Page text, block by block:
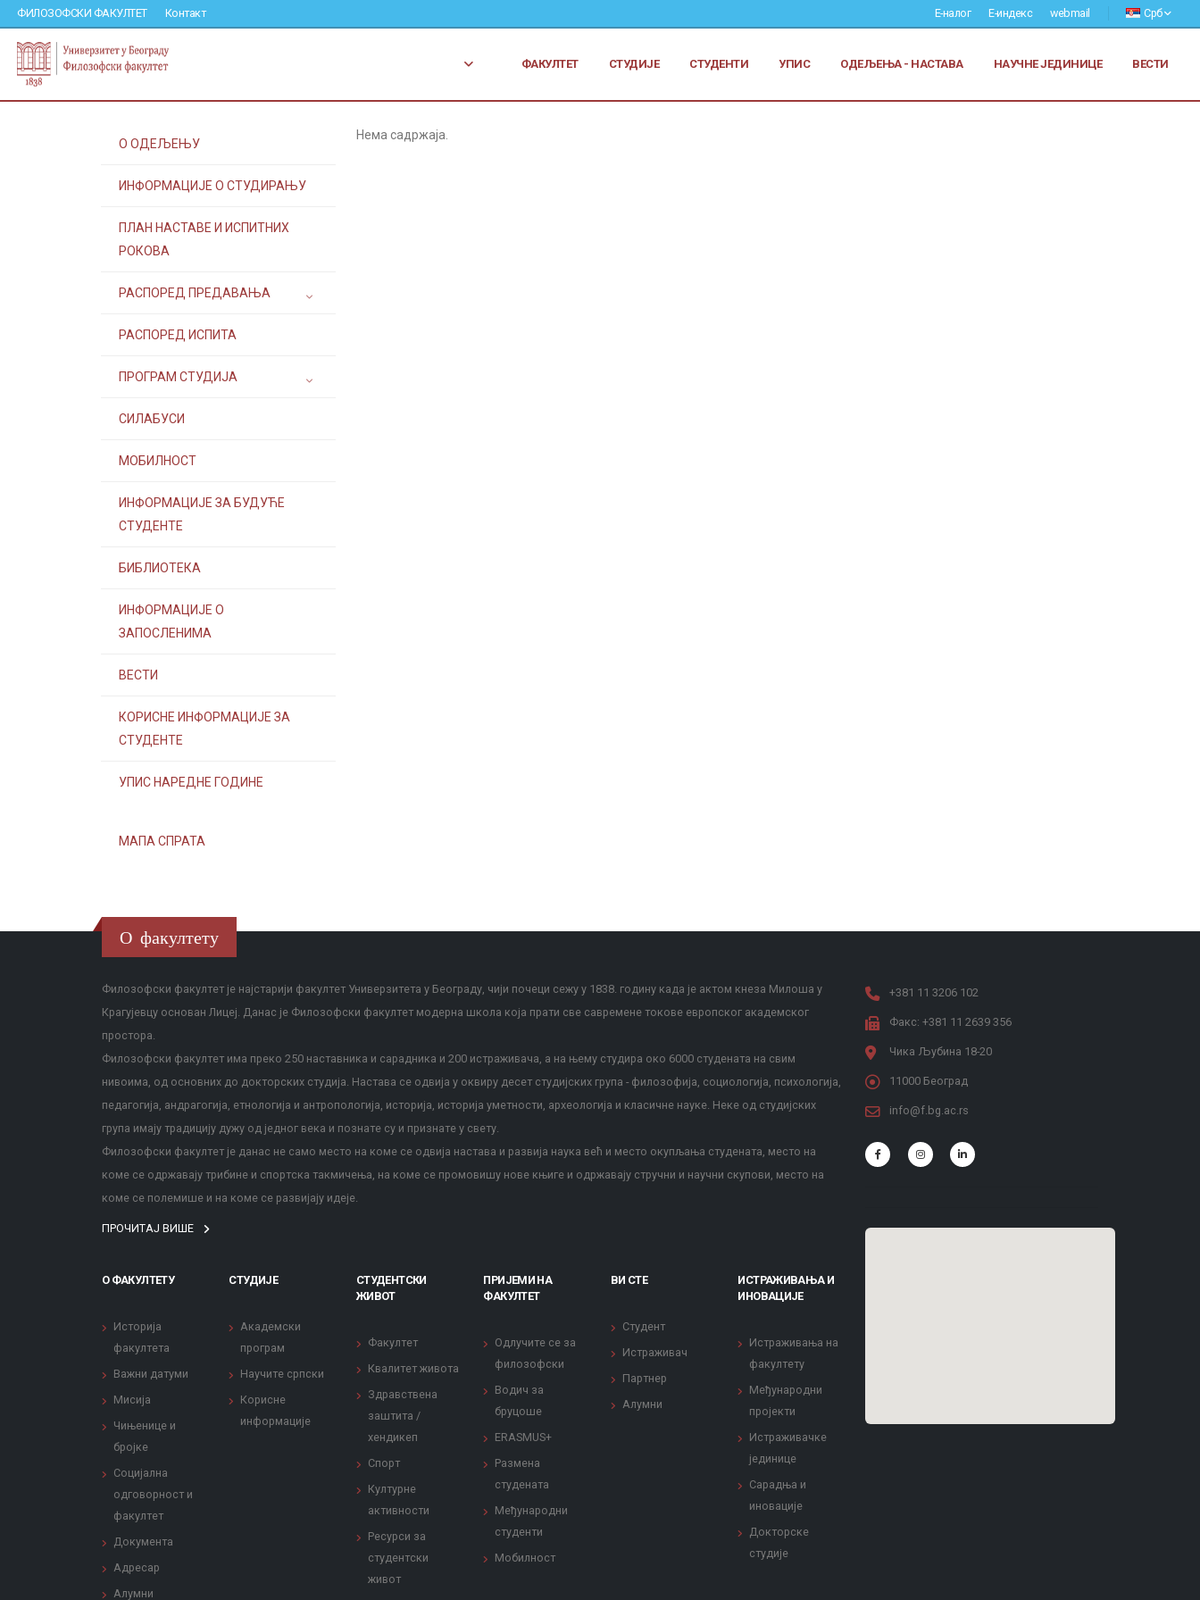
ФИЛОЗОФСКИ ФАКУЛТЕТ Контакт Е-налог Е-индекс webmail Срб
ФАКУЛТЕТ СТУДИЈЕ СТУДЕНТИ УПИС ОДЕЉЕЊА - НАСТАВА НАУЧНЕ ЈЕДИНИЦЕ ВЕСТИ
О ОДЕЉЕЊУ
ИНФОРМАЦИЈЕ О СТУДИРАЊУ
ПЛАН НАСТАВЕ И ИСПИТНИХ
РОКОВА
РАСПОРЕД ПРЕДАВАЊА
РАСПОРЕД ИСПИТА
ПРОГРАМ СТУДИЈА
СИЛАБУСИ
МОБИЛНОСТ
ИНФОРМАЦИЈЕ ЗА БУДУЋЕ
СТУДЕНТЕ
БИБЛИОТЕКА
ИНФОРМАЦИЈЕ О
ЗАПОСЛЕНИМА
ВЕСТИ
КОРИСНЕ ИНФОРМАЦИЈЕ ЗА
СТУДЕНТЕ
УПИС НАРЕДНЕ ГОДИНЕ
МАПА СПРАТА
Нема садржаја.
О факултету
Филозофски факултет је најстарији факултет Универзитета у Београду, чији почеци сежу у 1838. годину када је актом кнеза Милоша у
Крагујевцу основан Лицеј. Данас је Филозофски факултет модерна школа која прати све савремене токове европског академског
простора.
Филозофски факултет има преко 250 наставника и сарадника и 200 истраживача, а на њему студира око 6000 студената на свим
нивоима, од основних до докторских студија. Настава се одвија у оквиру десет студијских група - филозофија, социологија, психологија,
педагогија, андрагогија, етнологија и антропологија, историја, историја уметности, археологија и класичне науке. Неке од студијских
група имају традицију дужу од једног века и познате су и признате у свету.
Филозофски факултет је данас не само место на коме се одвија настава и развија наука већ и место окупљања студената, место на
коме се одржавају трибине и спортска такмичења, на коме се промовишу нове књиге и одржавају стручни и научни скупови, место на
коме се полемише и на коме се развијају идеје.
ПРОЧИТАЈ ВИШЕ
О ФАКУЛТЕТУ
Историја
факултета
Важни датуми
Мисија
Чињенице и
бројке
Социјална
одговорност и
факултет
Документа
Адресар
Алумни
СТУДИЈЕ
Академски
програм
Научите српски
Корисне
информације
СТУДЕНТСКИ
ЖИВОТ
Факултет
Квалитет живота
Здравствена
заштита /
хендикеп
Спорт
Културне
активности
Ресурси за
студентски
живот
ПРИЈЕМИ НА
ФАКУЛТЕТ
Одлучите се за
филозофски
Водич за
бруцоше
ERASMUS+
Размена
студената
Међународни
студенти
Мобилност
ВИ СТЕ
Студент
Истраживач
Партнер
Алумни
ИСТРАЖИВАЊА И
ИНОВАЦИЈЕ
Истраживања на
факултету
Међународни
пројекти
Истраживачке
јединице
Сарадња и
иновације
Докторске
студије
+381 11 3206 102
Факс: +381 11 2639 356
Чика Љубина 18-20
11000 Београд
info@f.bg.ac.rs